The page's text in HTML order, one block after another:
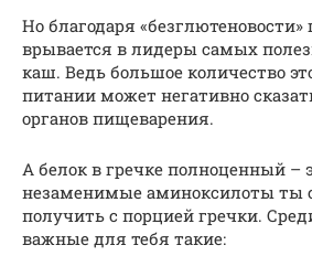
Но благодаря
врывается в лидеры самых
каш. Ведь большое количество
питании может негативно
органов пищеварения.
А белок в гречке полноценный –
незаменимые аминоксилоты ты
получить с порцией гречки.
важные для тебя такие: